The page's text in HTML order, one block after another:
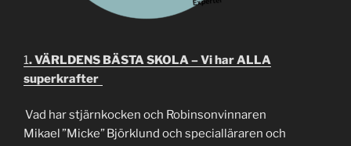
1. VÄRLDENS BÄSTA SKOLA – Vi har ALLA
superkrafter
Vad har stjärnkocken och Robinsonvinnaren
Mikael ”Micke” Björklund och specialläraren och